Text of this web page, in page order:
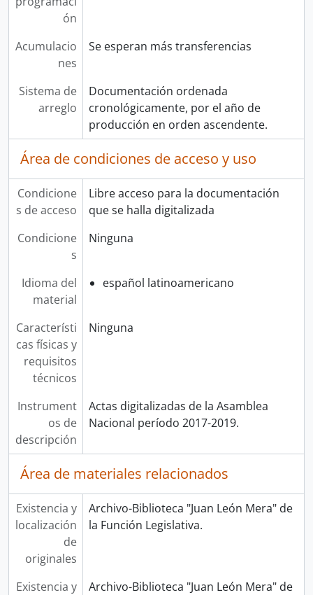
ón
Acumulacio
nes
Se esperan más transferencias
Sistema de
arreglo
Documentación ordenada
cronológicamente, por el año de
producción en orden ascendente.
Área de condiciones de acceso y uso
Condicione
s de acceso
Libre acceso para la documentación
que se halla digitalizada
Condicione
s
Ninguna
Idioma del
material
español latinoamericano
Característi
cas físicas y
requisitos
técnicos
Ninguna
Instrument
os de
descripción
Actas digitalizadas de la Asamblea
Nacional período 2017-2019.
Área de materiales relacionados
Existencia y
localización
de
originales
Archivo-Biblioteca "Juan León Mera" de
la Función Legislativa.
Existencia y
Archivo-Biblioteca "Juan León Mera" de